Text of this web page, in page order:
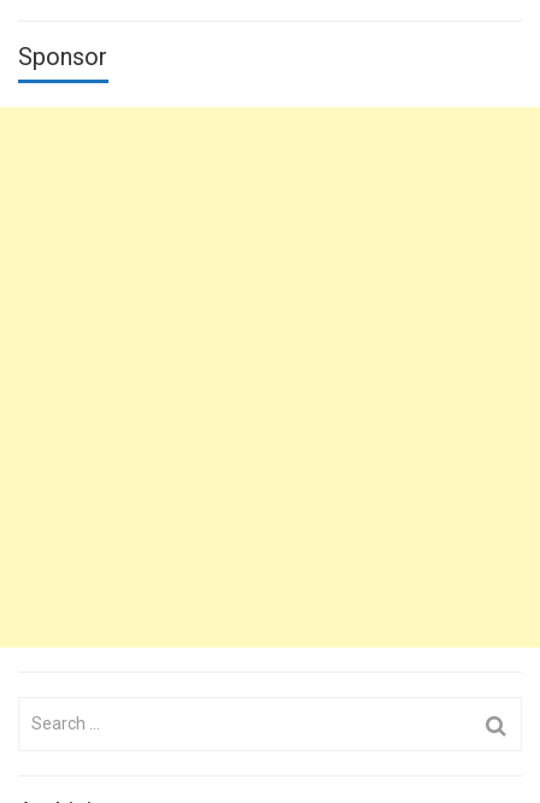
Sponsor
Search